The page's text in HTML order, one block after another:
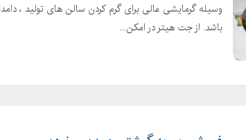
وسیله گرمایشی عالی برای گرم کردن سالن های تولید ،
باشد. از جت هیتر در امکن...